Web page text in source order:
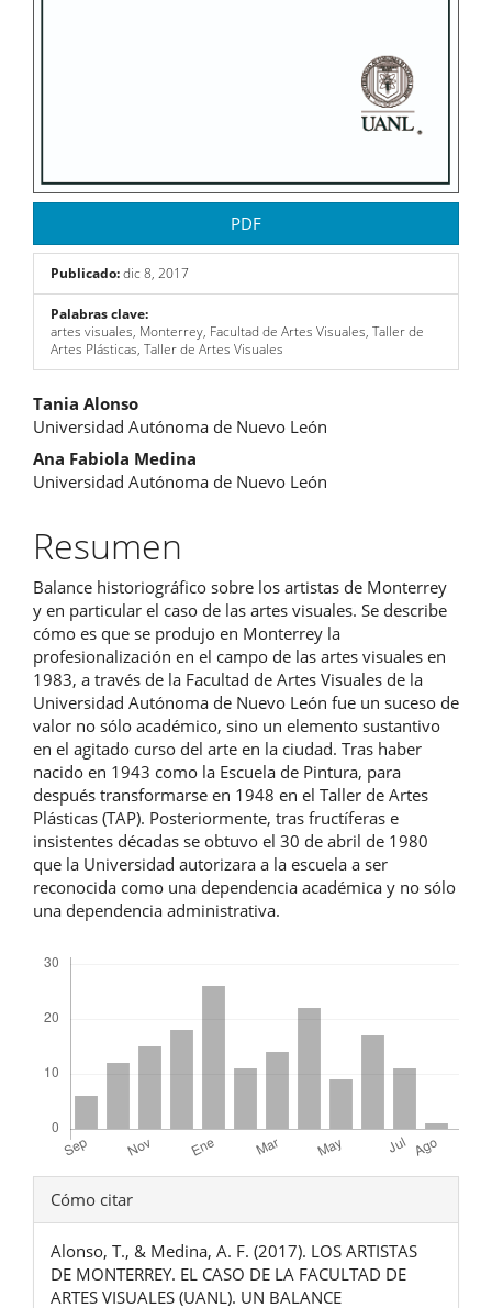
PDF
Publicado:dic 8, 2017
Palabras clave:
artes visuales, Monterrey, Facultad de Artes Visuales, Taller de
Artes Plásticas, Taller de Artes Visuales
Contenido
principal
del
artículo
Tania Alonso
Universidad Autónoma de Nuevo León
Ana Fabiola Medina
Universidad Autónoma de Nuevo León
Resumen
Balance historiográfico sobre los artistas de Monterrey
y en particular el caso de las artes visuales. Se describe
cómo es que se produjo en Monterrey la
profesionalización en el campo de las artes visuales en
1983, a través de la Facultad de Artes Visuales de la
Universidad Autónoma de Nuevo León fue un suceso de
valor no sólo académico, sino un elemento sustantivo
en el agitado curso del arte en la ciudad. Tras haber
nacido en 1943 como la Escuela de Pintura, para
después transformarse en 1948 en el Taller de Artes
Plásticas (TAP). Posteriormente, tras fructíferas e
insistentes décadas se obtuvo el 30 de abril de 1980
que la Universidad autorizara a la escuela a ser
reconocida como una dependencia académica y no sólo
una dependencia administrativa.
Detalles
del
artículo
Cómo citar
Alonso, T., & Medina, A. F. (2017). LOS ARTISTAS
DE MONTERREY. EL CASO DE LA FACULTAD DE
ARTES VISUALES (UANL). UN BALANCE